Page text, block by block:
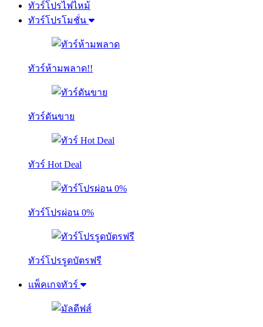
ทัวร์โปรไฟไหม้
ทัวร์โปรโมชั่น
ทัวร์ห้ามพลาด!!
ทัวร์ดันขาย
ทัวร์ Hot Deal
ทัวร์โปรผ่อน 0%
ทัวร์โปรรูดบัตรฟรี
แพ็คเกจทัวร์